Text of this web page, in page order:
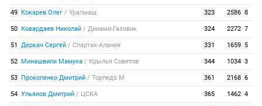
49 Кокарев Олег / Уралмаш 323 2586 8
50 Ковардаев Николай / Динамо-Газовик 324 2272 7
51 Деркач Сергей / Спартак-Алания 331 1659 5
52 Минашвили Мамука / Крылья Советов 344 1034 3
53 Прокопенко Дмитрий / Торпедо М 361 2168 6
54 Ульянов Дмитрий / ЦСКА 365 1462 4